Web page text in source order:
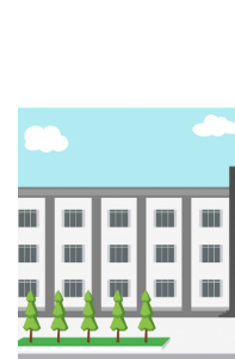
São operadores de
Nacional de
do ensino básico e
públicas e privadas,
particular e
pedagógico ou
Os centros de
profissional de
do IEFP, as entidades
ministérios ou noutras
público, as entidades